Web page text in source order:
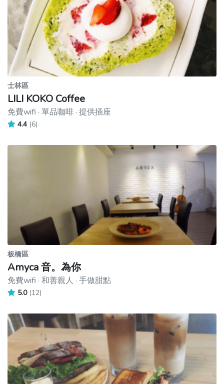
士林區
LILI KOKO Coffee
免費wifi · 單品咖啡 · 提供插座
4.4 (6)
板橋區
Amyca 音。為你
免費wifi · 和善親人 · 手做甜點
5.0 (12)